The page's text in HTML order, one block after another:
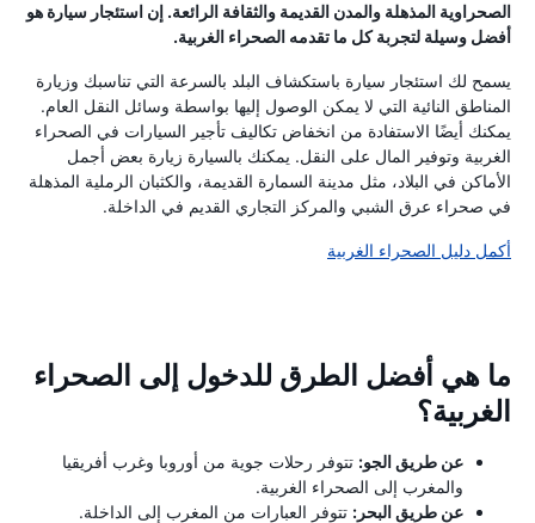
الصحراوية المذهلة والمدن القديمة والثقافة الرائعة. إن استئجار سيارة هو
أفضل وسيلة لتجربة كل ما تقدمه الصحراء الغربية.
يسمح لك استئجار سيارة باستكشاف البلد بالسرعة التي تناسبك وزيارة
المناطق النائية التي لا يمكن الوصول إليها بواسطة وسائل النقل العام.
يمكنك أيضًا الاستفادة من انخفاض تكاليف تأجير السيارات في الصحراء
الغربية وتوفير المال على النقل. يمكنك بالسيارة زيارة بعض أجمل
الأماكن في البلاد، مثل مدينة السمارة القديمة، والكثبان الرملية المذهلة
في صحراء عرق الشبي والمركز التجاري القديم في الداخلة.
أكمل دليل الصحراء الغربية
ما هي أفضل الطرق للدخول إلى الصحراء
الغربية؟
عن طريق الجو: تتوفر رحلات جوية من أوروبا وغرب أفريقيا
والمغرب إلى الصحراء الغربية.
عن طريق البحر: تتوفر العبارات من المغرب إلى الداخلة.